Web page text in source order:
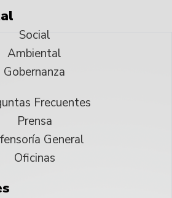
Social
Ambiental
Gobernanza
Frecuentes
Prensa
General
Oficinas